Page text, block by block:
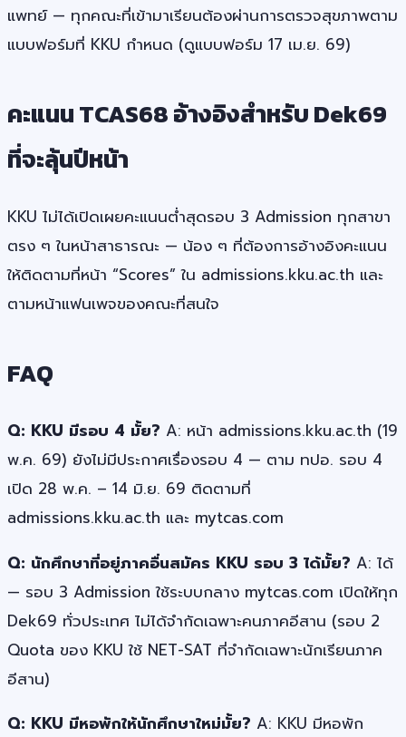
แพทย์ — ทุกคณะที่เข้ามาเรียนต้องผ่านการตรวจสุขภาพตาม
แบบฟอร์มที่ KKU กำหนด (ดูแบบฟอร์ม 17 เม.ย. 69)
คะแนน TCAS68 อ้างอิงสำหรับ Dek69
ที่จะลุ้นปีหน้า
KKU ไม่ได้เปิดเผยคะแนนต่ำสุดรอบ 3 Admission ทุกสาขา
ตรง ๆ ในหน้าสาธารณะ — น้อง ๆ ที่ต้องการอ้างอิงคะแนน
ให้ติดตามที่หน้า “Scores” ใน admissions.kku.ac.th และ
ตามหน้าแฟนเพจของคณะที่สนใจ
FAQ
Q: KKU มีรอบ 4 มั้ย? A: หน้า admissions.kku.ac.th (19
พ.ค. 69) ยังไม่มีประกาศเรื่องรอบ 4 — ตาม ทปอ. รอบ 4
เปิด 28 พ.ค. – 14 มิ.ย. 69 ติดตามที่
admissions.kku.ac.th และ mytcas.com
Q: นักศึกษาที่อยู่ภาคอื่นสมัคร KKU รอบ 3 ได้มั้ย? A: ได้
— รอบ 3 Admission ใช้ระบบกลาง mytcas.com เปิดให้ทุก
Dek69 ทั่วประเทศ ไม่ได้จำกัดเฉพาะคนภาคอีสาน (รอบ 2
Quota ของ KKU ใช้ NET-SAT ที่จำกัดเฉพาะนักเรียนภาค
อีสาน)
Q: KKU มีหอพักให้นักศึกษาใหม่มั้ย? A: KKU มีหอพัก